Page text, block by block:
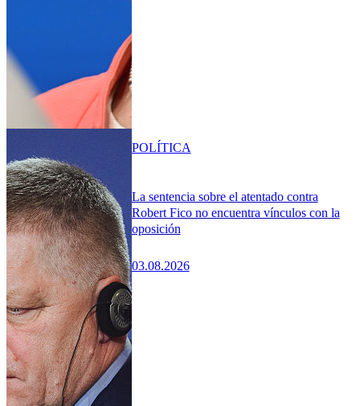
La sentencia sobre el atentado contra
Robert Fico no encuentra vínculos con la
oposición
03.08.2026
POLÍTICA